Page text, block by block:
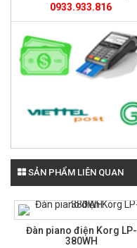
0933.933.816
SẢN PHẨM LIÊN QUAN
Đàn piano điện Korg LP-
380WH